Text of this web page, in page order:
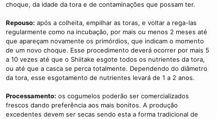
choque, da idade da tora e de contaminações que possam ter.
Repouso: após a colheita, empilhar as toras, e voltar a rega-las
regularmente como na incubação, por mais ou menos 2 meses até
que apareçam novamente os primórdios, que indicam o momento
de um novo choque. Esse procedimento deverá ocorrer por mais 5
a 10 vezes até que o Shiitake esgote todos os nutrientes da tora,
ou até que a casca se perca totalmente. Dependendo do diâmetro
da tora, esse esgotamento de nutrientes levará de 1 a 2 anos.
Processamento: os cogumelos poderão ser comercializados
frescos dando preferência aos mais bonitos. A produção
excedentes devem ser secas sendo esta a forma tradicional de